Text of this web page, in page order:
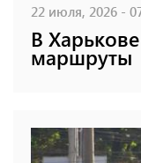
22 июля, 2026 -
В
маршруты